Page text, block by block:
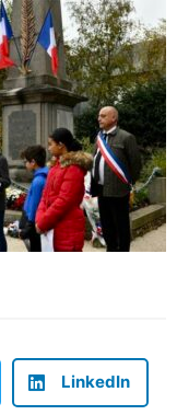
LinkedIn